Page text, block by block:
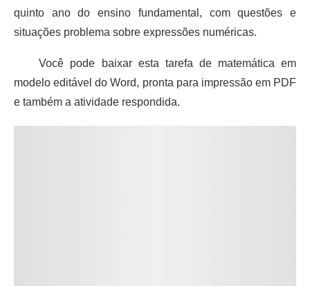
quinto ano do ensino fundamental, com questões e
situações problema sobre expressões numéricas.
Você pode baixar esta tarefa de matemática em
modelo editável do Word, pronta para impressão em PDF
e também a atividade respondida.